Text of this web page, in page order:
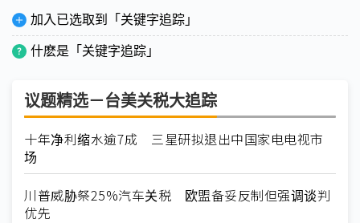
加入已选取到「关键字追踪」
什麽是「关键字追踪」
议题精选－台美关税大追踪
十年净利缩水逾7成 三星研拟退出中国家电电视市
场
川普威胁祭25%汽车关税 欧盟备妥反制但强调谈判
优先